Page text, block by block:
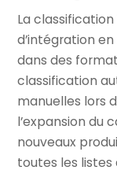
La
d’intégration
dans des
classification
manuelles lors
l’expansion du
nouveaux
toutes les listes